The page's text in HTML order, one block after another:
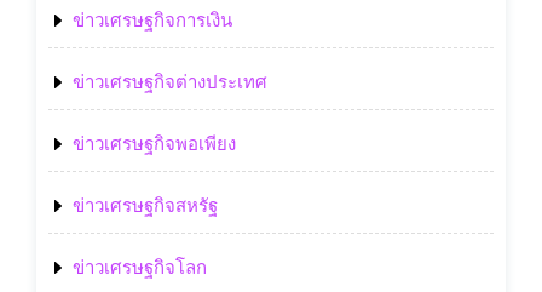
ข่าวเศรษฐกิจการเงิน
ข่าวเศรษฐกิจต่างประเทศ
ข่าวเศรษฐกิจพอเพียง
ข่าวเศรษฐกิจสหรัฐ
ข่าวเศรษฐกิจโลก